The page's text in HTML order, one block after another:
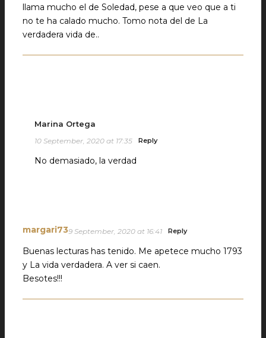
llama mucho el de Soledad, pese a que veo que a ti
no te ha calado mucho. Tomo nota del de La
verdadera vida de..
Marina Ortega
10 September, 2020 at 17:35 Reply
No demasiado, la verdad
margari739 September, 2020 at 16:41 Reply
Buenas lecturas has tenido. Me apetece mucho 1793
y La vida verdadera. A ver si caen.
Besotes!!!